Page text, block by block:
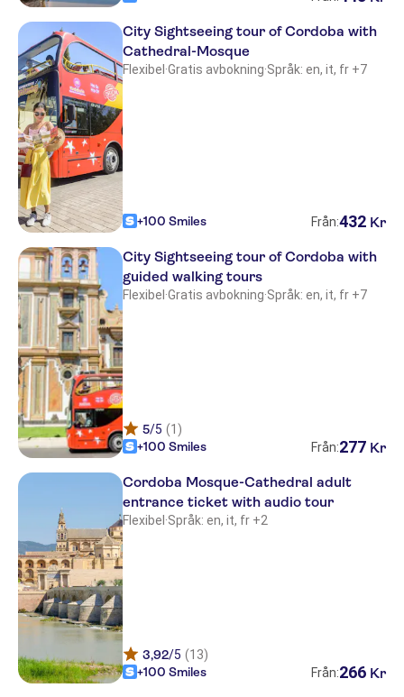
City Sightseeing tour of Cordoba with
Cathedral-Mosque
Flexibel ·Gratis avbokning·Språk: en, it, fr +7
+100 Smiles Från:432 Kr
City Sightseeing tour of Cordoba with
guided walking tours
Flexibel ·Gratis avbokning·Språk: en, it, fr +7
5/5 (1)
+100 Smiles
Från:277 Kr
Cordoba Mosque-Cathedral adult
entrance ticket with audio tour
Flexibel ·Språk: en, it, fr +2
3,92/5 (13)
+100 Smiles
Från:266 Kr